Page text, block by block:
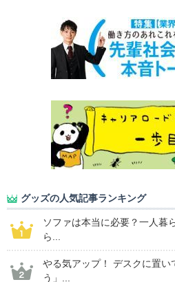
グッズの人気記事ランキング
ソファは本当に必要？一人暮
ら...
やる気アップ！ デスクに置い
う」...